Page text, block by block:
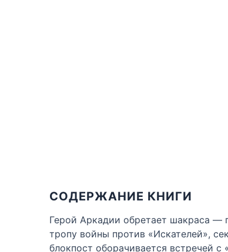
СОДЕРЖАНИЕ КНИГИ
Герой Аркадии обретает шакраса —
тропу войны против «Искателей»,
блокпост оборачивается встречей